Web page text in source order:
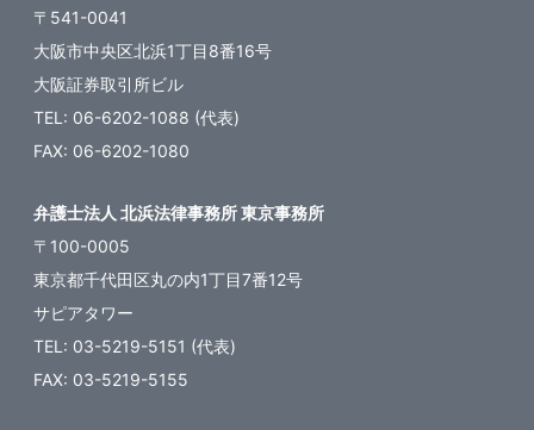
〒541-0041
大阪市中央区北浜1丁目8番16号
大阪証券取引所ビル
TEL: 06-6202-1088 (代表)
FAX: 06-6202-1080
弁護士法人 北浜法律事務所 東京事務所
〒100-0005
東京都千代田区丸の内1丁目7番12号
サピアタワー
TEL: 03-5219-5151 (代表)
FAX: 03-5219-5155